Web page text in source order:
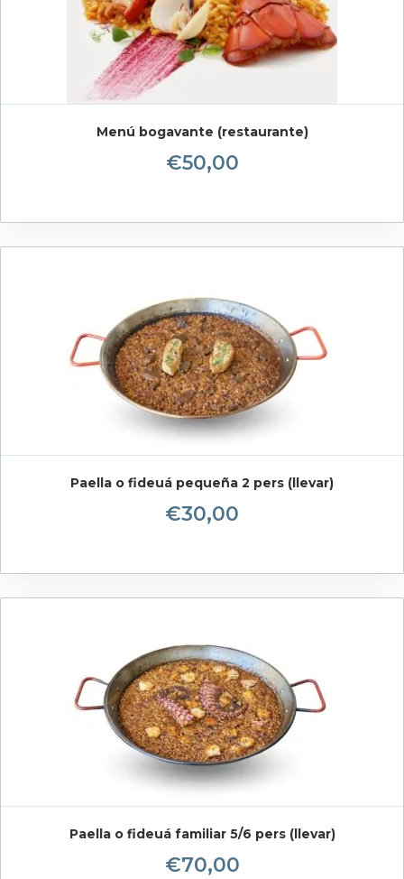
Menú bogavante (restaurante)
€50,00
Paella o fideuá pequeña 2 pers (llevar)
€30,00
Paella o fideuá familiar 5/6 pers (llevar)
€70,00